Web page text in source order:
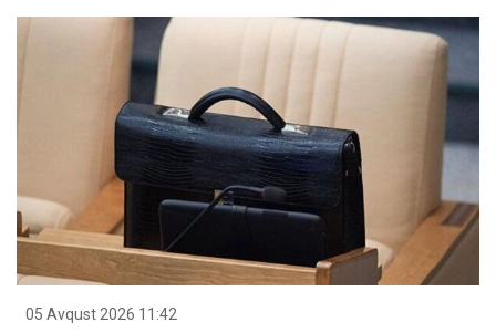
05 Avqust 2026 11:42